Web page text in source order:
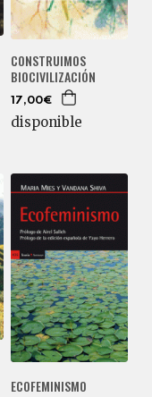
CONSTRUIMOS
BIOCIVILIZACIÓN
17,00€
disponible
ECOFEMINISMO